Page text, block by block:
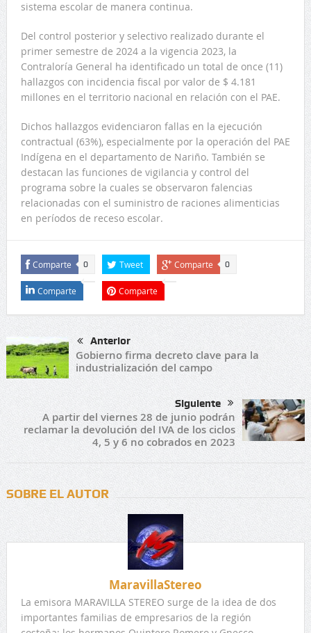
sistema escolar de manera continua.
Del control posterior y selectivo realizado durante el
primer semestre de 2024 a la vigencia 2023, la
Contraloría General ha identificado un total de once (11)
hallazgos con incidencia fiscal por valor de $ 4.181
millones en el territorio nacional en relación con el PAE.
Dichos hallazgos evidenciaron fallas en la ejecución
contractual (63%), especialmente por la operación del PAE
Indígena en el departamento de Nariño. También se
destacan las funciones de vigilancia y control del
programa sobre la cuales se observaron falencias
relacionadas con el suministro de raciones alimenticias
en períodos de receso escolar.
Comparte 0 Tweet Comparte 0
Comparte Comparte
Anterior
Gobierno firma decreto clave para la
industrialización del campo
Siguiente
A partir del viernes 28 de junio podrán
reclamar la devolución del IVA de los ciclos
4, 5 y 6 no cobrados en 2023
SOBRE EL AUTOR
MaravillaStereo
La emisora MARAVILLA STEREO surge de la idea de dos
importantes familias de empresarios de la región